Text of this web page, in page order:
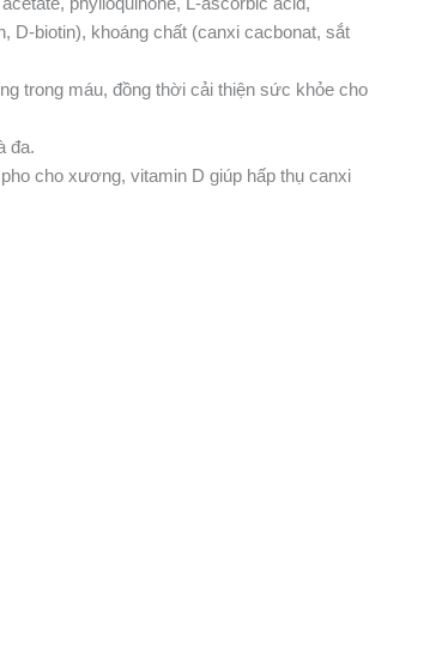
D-biotin), khoáng chất (canxi cacbonat, sắt
trong máu, đồng thời cải thiện sức khỏe cho
đa.
cho xương, vitamin D giúp hấp thụ canxi